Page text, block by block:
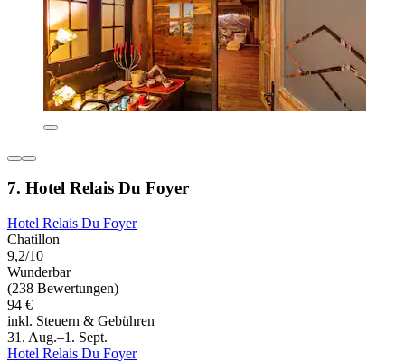
7. Hotel Relais Du Foyer
Hotel Relais Du Foyer
Chatillon
9,2/10
Wunderbar
(238 Bewertungen)
94 €
inkl. Steuern & Gebühren
31. Aug.–1. Sept.
Hotel Relais Du Foyer